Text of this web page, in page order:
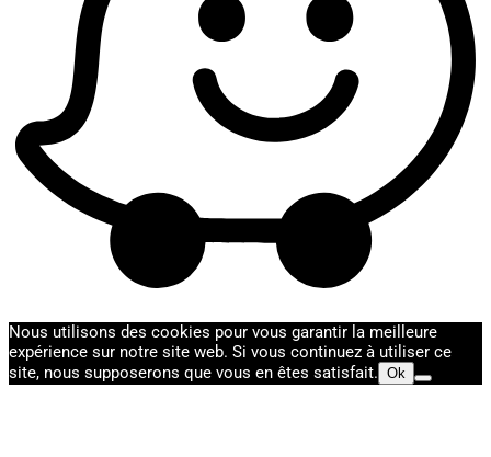
Nous utilisons des cookies pour vous garantir la meilleure
expérience sur notre site web. Si vous continuez à utiliser ce
site, nous supposerons que vous en êtes satisfait. Ok